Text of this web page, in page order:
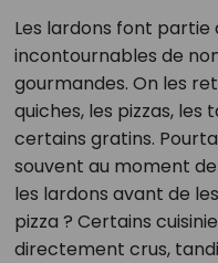
Les lardons font partie
incontournables de
gourmandes. On les
quiches, les pizzas,
certains gratins.
souvent au moment
les lardons avant de
pizza ? Certains
directement crus,